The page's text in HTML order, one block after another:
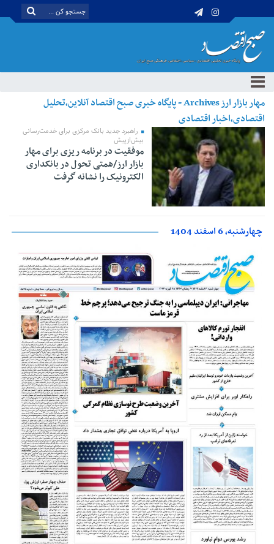
مهار بازار ارز Archives - پایگاه خبری صبح اقتصاد آنلاین،تحلیل
اقتصادی،اخبار اقتصادی
راهبرد جدید بانک مرکزی برای خدمت‌رسانی
بیش‌از‌پیش
موفقیت در برنامه ریزی برای مهار
بازار ارز/همتی تحول در بانکداری
الکترونیک را نشانه گرفت
چهارشنبه، 6 اسفند 1404